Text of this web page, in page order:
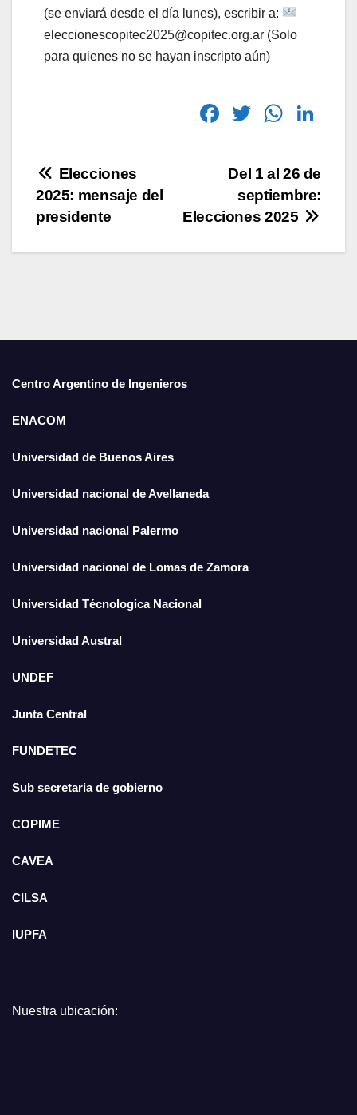
(se enviará desde el día lunes), escribir a:
eleccionescopitec2025@copitec.org.ar (Solo
para quienes no se hayan inscripto aún)
F
c
b
T
tt
er
W
at
s
A
k
e
dI
Del 1 al 26 de
septiembre:
Elecciones 2025
Elecciones
2025: mensaje del
presidente
Centro Argentino de Ingenieros
ENACOM
Universidad de Buenos Aires
Universidad nacional de Avellaneda
Universidad nacional Palermo
Universidad nacional de Lomas de Zamora
Universidad Técnologica Nacional
Universidad Austral
UNDEF
Junta Central
FUNDETEC
Sub secretaria de gobierno
COPIME
CAVEA
CILSA
IUPFA
Nuestra ubicación: